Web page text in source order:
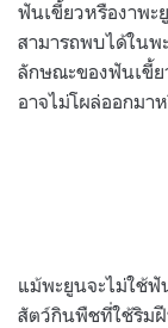
ฟันเขี้ยวหรืองาพะ
สามารถพบได้ในพ
ลักษณะของฟันเขี้
อาจไม่โผล่ออกมา
แม้พะยูนจะไม่ใช้ฟั
สัตว์กินพืชที่ใช้ริม